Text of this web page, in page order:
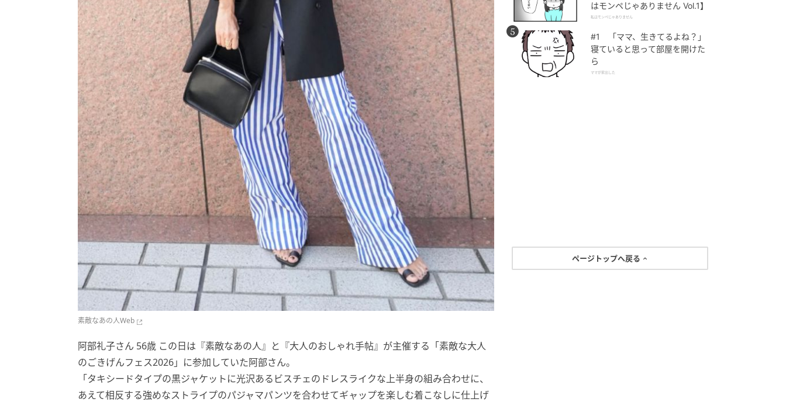
素敵なあの人Web
阿部礼子さん 56歳 この日は『素敵なあの人』と『大人のおしゃれ手帖』が主催する「素敵な大人
のごきげんフェス2026」に参加していた阿部さん。
「タキシードタイプの黒ジャケットに光沢あるビスチェのドレスライクな上半身の組み合わせに、
あえて相反する強めなストライプのパジャマパンツを合わせてギャップを楽しむ着こなしに仕上げ
はモンペじゃありません Vol.1】
私はモンペじゃありません
#1 「ママ、生きてるよね？」
寝ていると思って部屋を開けた
ら
ママが家出した
ページトップへ戻る